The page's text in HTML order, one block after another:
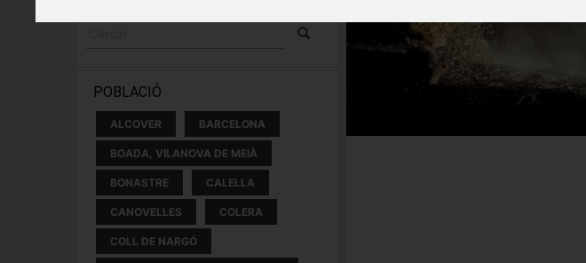
POBLACIÓ
ALCOVER BARCELONA
BOADA, VILANOVA DE MEIÀ
BONASTRE CALELLA
CANOVELLES COLERA
COLL DE NARGÓ